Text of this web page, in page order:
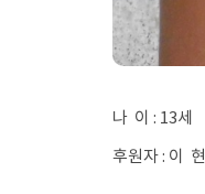
나 이 : 13세
후원자 : 이 현